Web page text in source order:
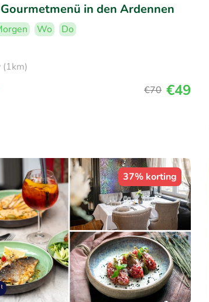
in den Ardennen
Wo
Do
(1km)
€70 €49
37% korting